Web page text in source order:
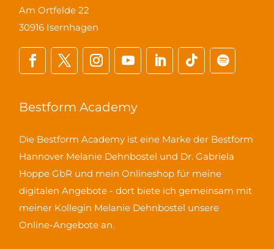
Am Ortfelde 22
30916 Isernhagen
Bestform Academy
Die Bestform Academy ist eine Marke der Bestform
Hannover Melanie Dehnbostel und Dr. Gabriela
Hoppe GbR und mein Onlineshop für meine
digitalen Angebote - dort biete ich gemeinsam mit
meiner Kollegin Melanie Dehnbostel unsere
Online-Angebote an.